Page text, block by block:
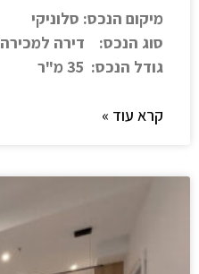
מיקום הנכס: סלוניקי
סוג הנכס: דירה למכירה
גודל הנכס: 35 מ"ר
קרא עוד »